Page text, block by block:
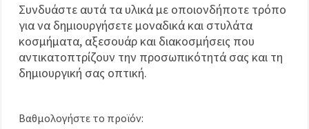
Συνδυάστε αυτά τα υλικά με οποιονδήποτε τρόπο
για να δημιουργήσετε μοναδικά και στυλάτα
κοσμήματα, αξεσουάρ και διακοσμήσεις που
αντικατοπτρίζουν την προσωπικότητά σας και τη
δημιουργική σας οπτική.
Βαθμολογήστε το προϊόν: